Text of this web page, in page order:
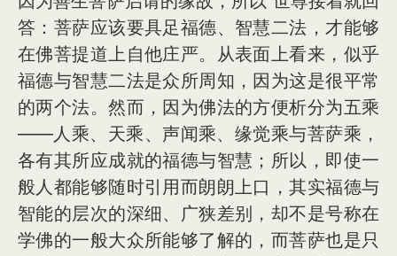
答：菩萨应该要具足福德、智慧二法，才能够
在佛菩提道上自他庄严。从表面上看来，似乎
福德与智慧二法是众所周知，因为这是很平常
的两个法。然而，因为佛法的方便析分为五乘
——人乘、天乘、声闻乘、缘觉乘与菩萨乘，
各有其所应成就的福德与智慧；所以，即使一
般人都能够随时引用而朗朗上口，其实福德与
智能的层次的深细、广狭差别，却不是号称在
学佛的一般大众所能够了解的，而菩萨也是只